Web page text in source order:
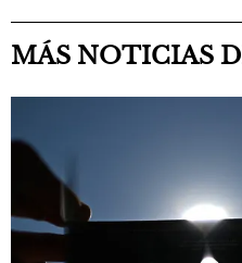
MÁS NOTICIAS